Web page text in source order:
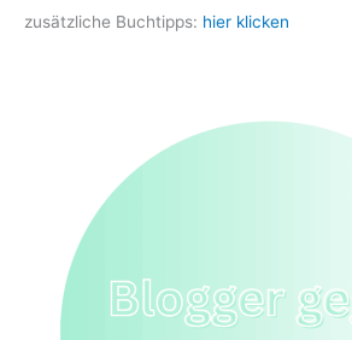
zusätzliche Buchtipps: hier klicken